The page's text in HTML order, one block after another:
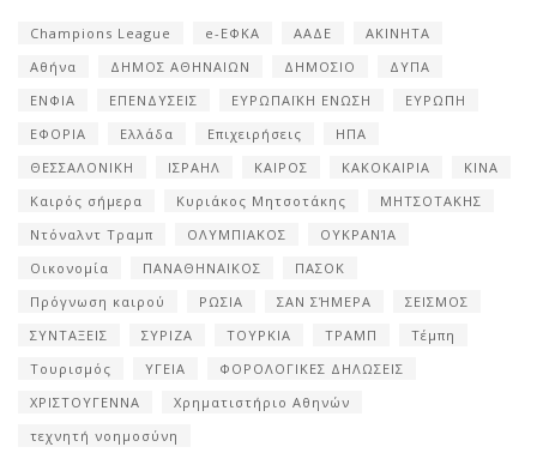
Champions League e-ΕΦΚΑ ΑΑΔΕ
ΑΚΙΝΗΤΑ
Αθήνα
ΔΗΜΟΣ ΑΘΗΝΑΙΩΝ ΔΗΜΟΣΙΟ
ΔΥΠΑ
ΕΝΦΙΑ
ΕΠΕΝΔΥΣΕΙΣ ΕΥΡΩΠΑΪΚΗ ΕΝΩΣΗ
ΕΥΡΩΠΗ
ΕΦΟΡΙΑ
Ελλάδα Επιχειρήσεις
ΗΠΑ
ΘΕΣΣΑΛΟΝΙΚΗ
ΙΣΡΑΗΛ ΚΑΙΡΟΣ ΚΑΚΟΚΑΙΡΙΑ
ΚΙΝΑ
Καιρός σήμερα
Κυριάκος Μητσοτάκης
ΜΗΤΣΟΤΑΚΗΣ
Ντόναλντ Τραμπ
ΟΛΥΜΠΙΑΚΟΣ
ΟΥΚΡΑΝΊΑ
Οικονομία
ΠΑΝΑΘΗΝΑΙΚΟΣ
ΠΑΣΟΚ
Πρόγνωση καιρού
ΡΩΣΙΑ ΣΑΝ ΣΉΜΕΡΑ
ΣΕΙΣΜΟΣ
ΣΥΝΤΑΞΕΙΣ
ΣΥΡΙΖΑ ΤΟΥΡΚΙΑ ΤΡΑΜΠ
Τέμπη
Τουρισμός
ΥΓΕΙΑ
ΦΟΡΟΛΟΓΙΚΕΣ ΔΗΛΩΣΕΙΣ
ΧΡΙΣΤΟΥΓΕΝΝΑ
Χρηματιστήριο Αθηνών
τεχνητή νοημοσύνη